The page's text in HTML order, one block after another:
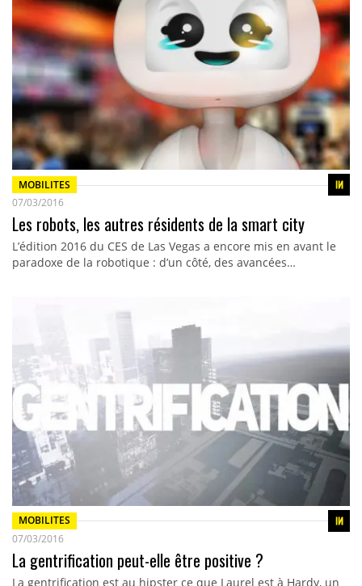
MOBILITES
07/03/2016
Les robots, les autres résidents de la smart city
L’édition 2016 du CES de Las Vegas a encore mis en avant le
paradoxe de la robotique : d’un côté, des avancées…
MOBILITES
07/03/2016
La gentrification peut-elle être positive ?
La gentrification est au hipster ce que Laurel est à Hardy, un